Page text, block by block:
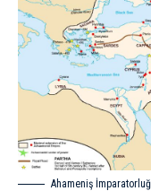
Ahameniş